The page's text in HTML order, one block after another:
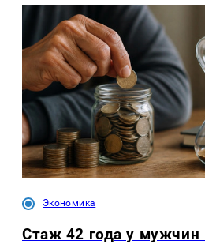
Экономика
Стаж 42 года у